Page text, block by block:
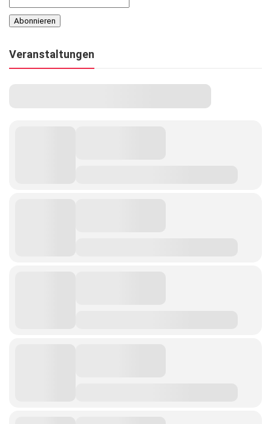
Veranstaltungen